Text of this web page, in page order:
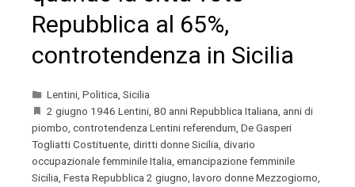
Repubblica al 65%,
controtendenza in Sicilia
Lentini, Politica, Sicilia
2 giugno 1946 Lentini, 80 anni Repubblica Italiana, anni di
piombo, controtendenza Lentini referendum, De Gasperi
Togliatti Costituente, diritti donne Sicilia, divario
occupazionale femminile Italia, emancipazione femminile
Sicilia, Festa Repubblica 2 giugno, lavoro donne Mezzogiorno,